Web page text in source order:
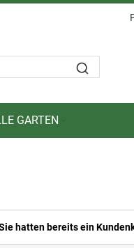
GARTEN
hatten bereits ein